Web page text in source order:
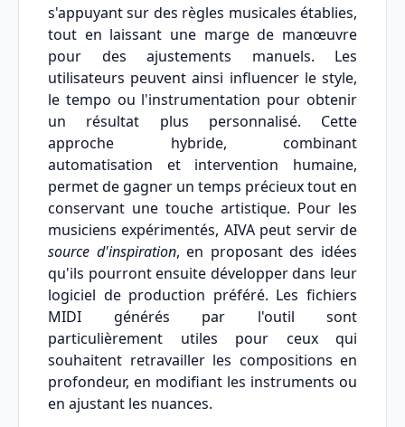
s'appuyant sur des règles musicales établies,
tout en laissant une marge de manœuvre
pour des ajustements manuels. Les
utilisateurs peuvent ainsi influencer le style,
le tempo ou l'instrumentation pour obtenir
un résultat plus personnalisé. Cette
approche hybride, combinant
automatisation et intervention humaine,
permet de gagner un temps précieux tout en
conservant une touche artistique. Pour les
musiciens expérimentés, AIVA peut servir de
source d'inspiration, en proposant des idées
qu'ils pourront ensuite développer dans leur
logiciel de production préféré. Les fichiers
MIDI générés par l'outil sont
particulièrement utiles pour ceux qui
souhaitent retravailler les compositions en
profondeur, en modifiant les instruments ou
en ajustant les nuances.